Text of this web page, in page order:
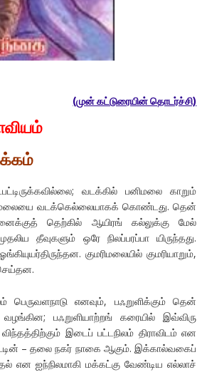
(முன் கட்டுரையின் தொடர்ச்சி)
வடக்கில் பனிமலை காறும்
வடக்கெல்லையாகக் கொண்டது. தென்
தெற்கில் ஆயிரங் கல்லுக்கு மேல்
தீவுகளும் ஒரே நிலப்பரப்பா யிருந்தது.
குமரிமலையில் குமரியாறும்,
பெருவளநாடு எனவும், பஃறுளிக்கும் தென்
பஃறுளியாற்றங் கரையில் இவ்விரு
இடைப் பட்டநிலம் திராவிடம் என
– தலை நகர் நாகை ஆகும். இக்கால்வகைப்
என ஐந்நிலமாகி மக்கட்கு வேண்டிய எல்லாச்